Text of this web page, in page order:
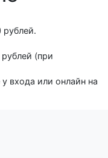
рублей.
(при
входа или онлайн на